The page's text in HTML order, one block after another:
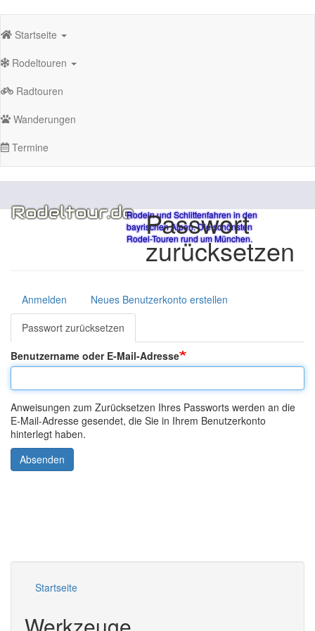
zum
Hauptnavigation
Startseite
Rodeltouren
Radtouren
Wanderungen
Termine
Rodeltour.deRodeln und Schlittenfahren in den
bayrischen Alpen. Die schönsten
Rodel-Touren rund um München.
Passwort
zurücksetzen
Primary
tabs
Anmelden
Neues Benutzerkonto erstellen
Passwort zurücksetzen
Reiter)
Benutzername oder E-Mail-Adresse
Anweisungen zum Zurücksetzen Ihres Passworts werden an die
E-Mail-Adresse gesendet, die Sie in Ihrem Benutzerkonto
hinterlegt haben.
Absenden
Startseite